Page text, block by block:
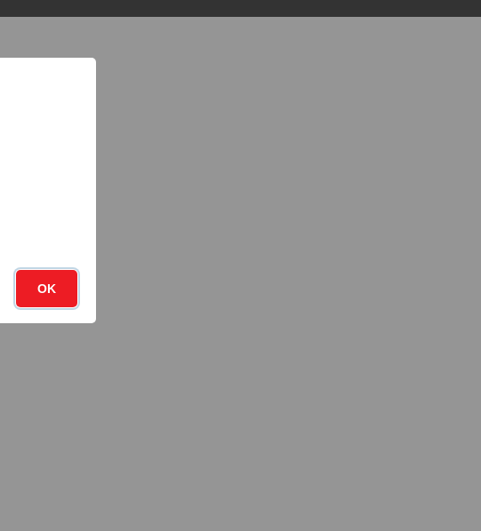
OK